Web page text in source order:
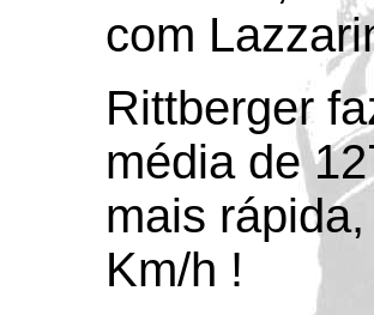
com
Rittberger
média de
mais
Km/h !